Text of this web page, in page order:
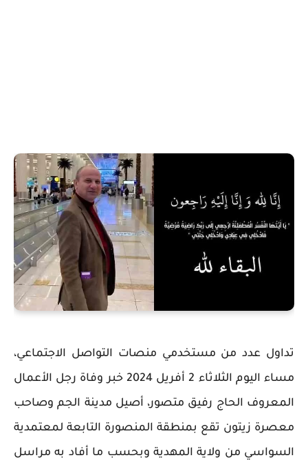
تداول عدد من مستخدمي منصات التواصل الاجتماعي،
مساء اليوم الثلاثاء 2 أفريل 2024 خبر وفاة رجل الأعمال
المعروف الحاج رفيق متصور، أصيل مدينة الجم وصاحب
معصرة زيتون تقع بمنطقة المنصورة التابعة لمعتمدية
السواسي من ولاية المهدية وبحسب ما أفاد به مراسل